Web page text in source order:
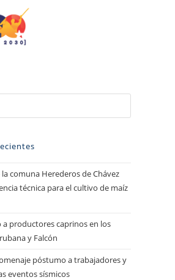
comuna Herederos de Chávez
técnica para el cultivo de maíz
a productores caprinos en los
y Falcón
póstumo a trabajadores y
eventos sísmicos